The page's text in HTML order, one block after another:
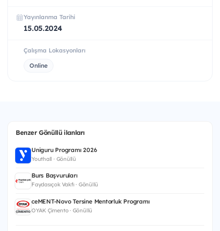
Yayınlanma Tarihi
15.05.2024
Çalışma Lokasyonları
Online
Benzer Gönüllü ilanları
Uniguru Programı 2026
Youthall · Gönüllü
Burs Başvuruları
Faydasıçok Vakfı · Gönüllü
ceMENT-Novo Tersine Mentorluk Programı
OYAK Çimento · Gönüllü